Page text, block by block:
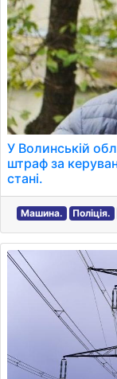
У Волинській
штраф за
стані.
Машина. Поліція.